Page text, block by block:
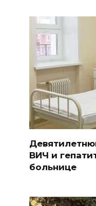
ВИЧ и
больнице